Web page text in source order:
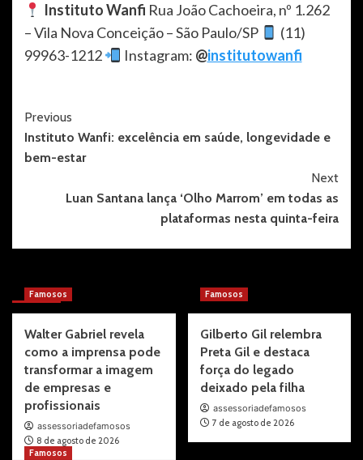
Instituto Wanfi Rua João Cachoeira, nº 1.262
– Vila Nova Conceição – São Paulo/SP
(11)
99963-1212
Instagram: @institutowanfi
Post
Navigation
Previous
Instituto Wanfi: excelência em saúde, longevidade e
bem-estar
Next
Luan Santana lança ‘Olho Marrom’ em todas as
plataformas nesta quinta-feira
More Stories
Famosos
Walter Gabriel revela
como a imprensa pode
transformar a imagem
de empresas e
profissionais
assessoriadefamosos
8 de agosto de 2026
Famosos
Gilberto Gil relembra
Preta Gil e destaca
força do legado
deixado pela filha
assessoriadefamosos
7 de agosto de 2026
Famosos